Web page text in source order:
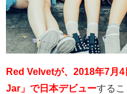
Red Velvetが、2018年7月
Jar」で日本デビューするこ